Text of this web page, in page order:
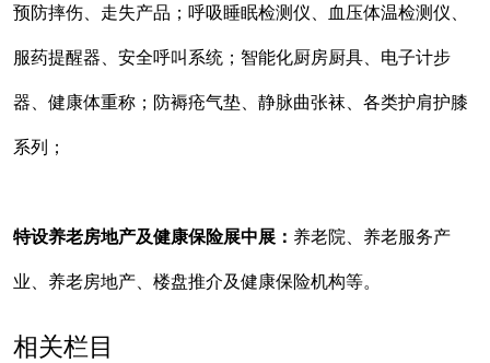
预防摔伤、走失产品；呼吸睡眠检测仪、血压体温检测仪、
服药提醒器、安全呼叫系统；智能化厨房厨具、电子计步
器、健康体重称；防褥疮气垫、静脉曲张袜、各类护肩护膝
系列；
特设养老房地产及健康保险展中展： 养老院、养老服务产
业、养老房地产、楼盘推介及健康保险机构等。
相关栏目